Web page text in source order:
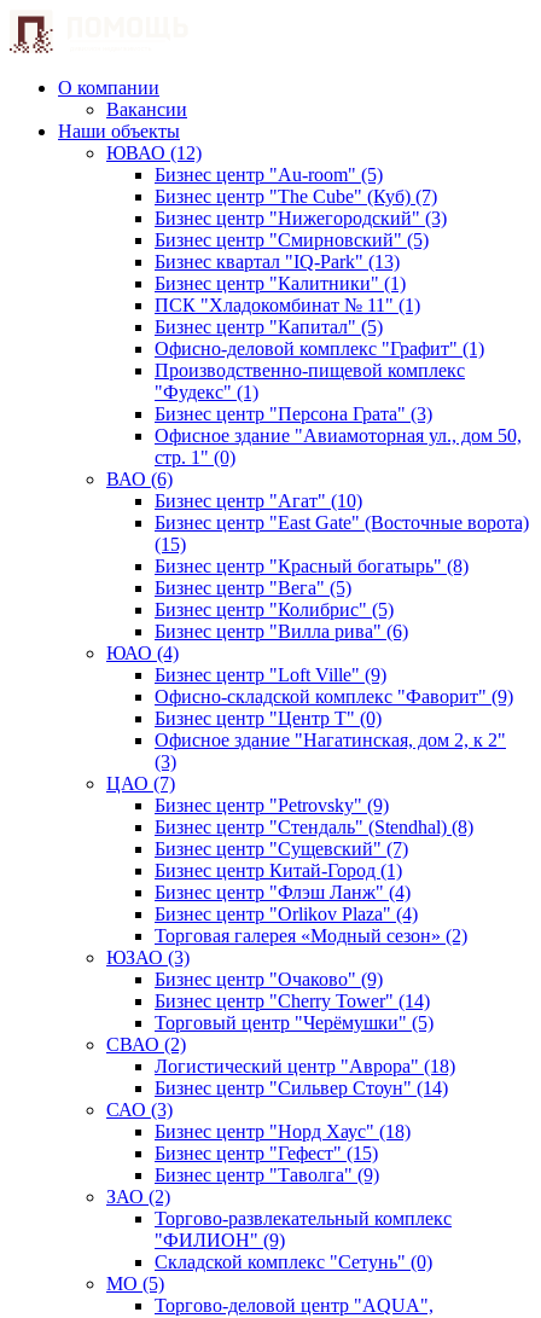
О компании
Вакансии
Наши объекты
ЮВАО (12)
Бизнес центр "Au-room" (5)
Бизнес центр "The Cube" (Куб) (7)
Бизнес центр "Нижегородский" (3)
Бизнес центр "Смирновский" (5)
Бизнес квартал "IQ-Park" (13)
Бизнес центр "Калитники" (1)
ПСК "Хладокомбинат № 11" (1)
Бизнес центр "Капитал" (5)
Офисно-деловой комплекс "Графит" (1)
Производственно-пищевой комплекс
"Фудекс" (1)
Бизнес центр "Персона Грата" (3)
Офисное здание "Авиамоторная ул., дом 50,
стр. 1" (0)
ВАО (6)
Бизнес центр "Агат" (10)
Бизнес центр "East Gate" (Восточные ворота)
(15)
Бизнес центр "Красный богатырь" (8)
Бизнес центр "Вега" (5)
Бизнес центр "Колибрис" (5)
Бизнес центр "Вилла рива" (6)
ЮАО (4)
Бизнес центр "Loft Ville" (9)
Офисно-складской комплекс "Фаворит" (9)
Бизнес центр "Центр Т" (0)
Офисное здание "Нагатинская, дом 2, к 2"
(3)
ЦАО (7)
Бизнес центр "Petrovsky" (9)
Бизнес центр "Стендаль" (Stendhal) (8)
Бизнес центр "Сущевский" (7)
Бизнес центр Китай-Город (1)
Бизнес центр "Флэш Ланж" (4)
Бизнес центр "Orlikov Plaza" (4)
Торговая галерея «Модный сезон» (2)
ЮЗАО (3)
Бизнес центр "Очаково" (9)
Бизнес центр "Cherry Tower" (14)
Торговый центр "Черёмушки" (5)
СВАО (2)
Логистический центр "Аврора" (18)
Бизнес центр "Сильвер Стоун" (14)
САО (3)
Бизнес центр "Норд Хаус" (18)
Бизнес центр "Гефест" (15)
Бизнес центр "Таволга" (9)
ЗАО (2)
Торгово-развлекательный комплекс
"ФИЛИОН" (9)
Складской комплекс "Сетунь" (0)
MO (5)
Торгово-деловой центр "AQUA",